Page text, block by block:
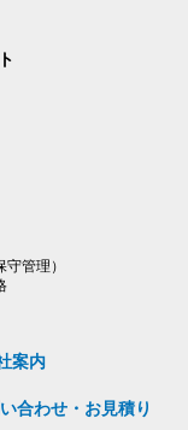
管理）
案内
合わせ・お見積り